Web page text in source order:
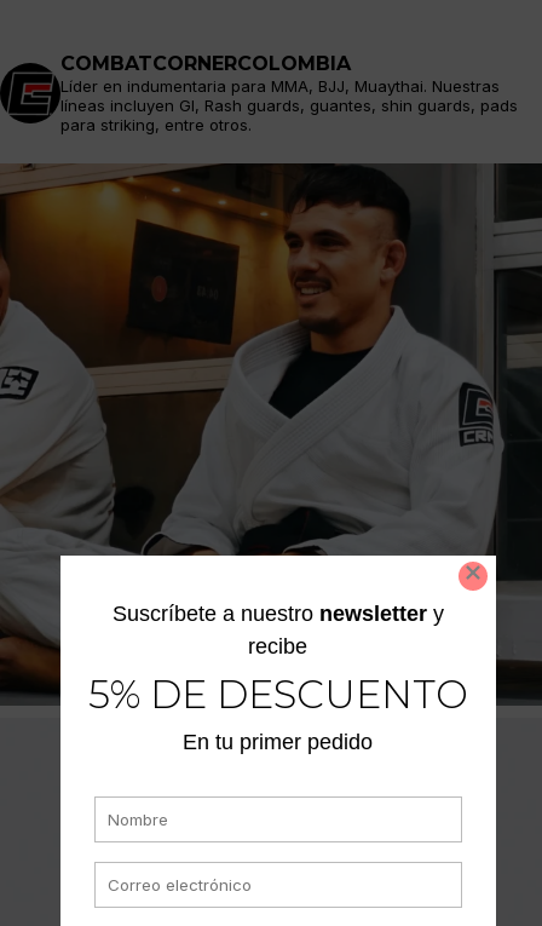
COMBATCORNERCOLOMBIA
Líder en indumentaria para MMA, BJJ, Muaythai. Nuestras
líneas incluyen GI, Rash guards, guantes, shin guards, pads
para striking, entre otros.
Suscríbete a nuestro newslettery
recibe
5% DE DESCUENTO
En tu primer pedido